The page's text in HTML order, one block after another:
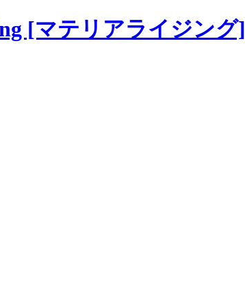
[マテリアライジング]